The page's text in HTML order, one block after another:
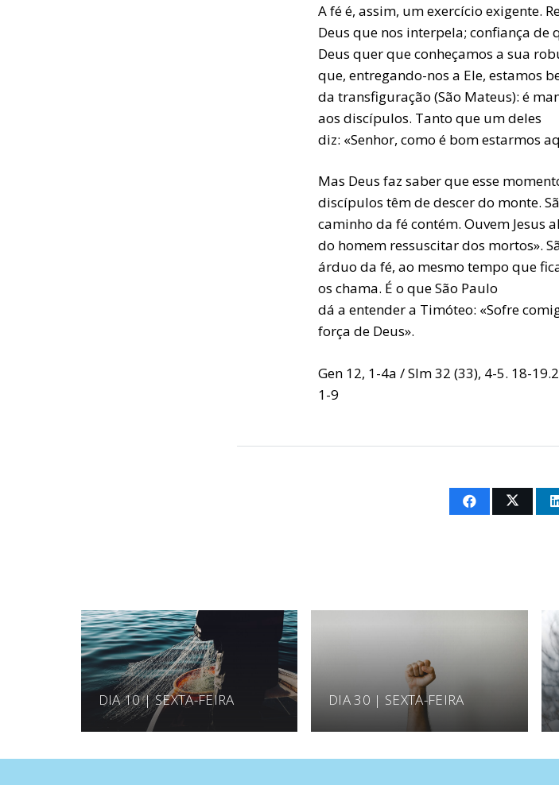
A fé é, assim, um exercício exigente.
Deus que nos interpela; confiança de
Deus quer que conheçamos a sua
que, entregando-nos a Ele, estamos
da transfiguração (São Mateus): é
aos discípulos. Tanto que um deles
diz: «Senhor, como é bom estarmos
Mas Deus faz saber que esse
discípulos têm de descer do monte.
caminho da fé contém. Ouvem Jesus
do homem ressuscitar dos mortos».
árduo da fé, ao mesmo tempo que
os chama. É o que São Paulo
dá a entender a Timóteo: «Sofre
força de Deus».
Gen 12, 1-4a / Slm 32 (33), 4-5. 18-
1-9
DIA 10 | SEXTA-FEIRA DIA 30 | SEXTA-FEIRA